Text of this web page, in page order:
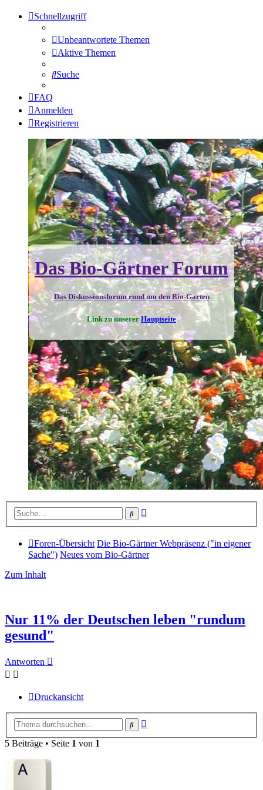
Schnellzugriff
Unbeantwortete Themen
Aktive Themen
Suche
FAQ
Anmelden
Registrieren
Das Bio-Gärtner Forum
Das Diskussionsforum rund um den Bio-Garten
Link zu unserer Hauptseite
Suche
Foren-Übersicht Die Bio-Gärtner Webpräsenz ("in eigener
Sache") Neues vom Bio-Gärtner
Zum Inhalt
Nur 11% der Deutschen leben "rundum
gesund"
Antworten
Druckansicht
Suche
5 Beiträge • Seite 1 von 1